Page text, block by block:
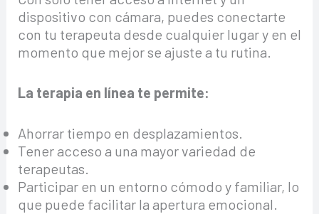
dispositivo con cámara, puedes conectarte
con tu terapeuta desde cualquier lugar y en el
momento que mejor se ajuste a tu rutina.
La terapia en línea te permite:
Ahorrar tiempo en desplazamientos.
Tener acceso a una mayor variedad de
terapeutas.
Participar en un entorno cómodo y familiar, lo
que puede facilitar la apertura emocional.